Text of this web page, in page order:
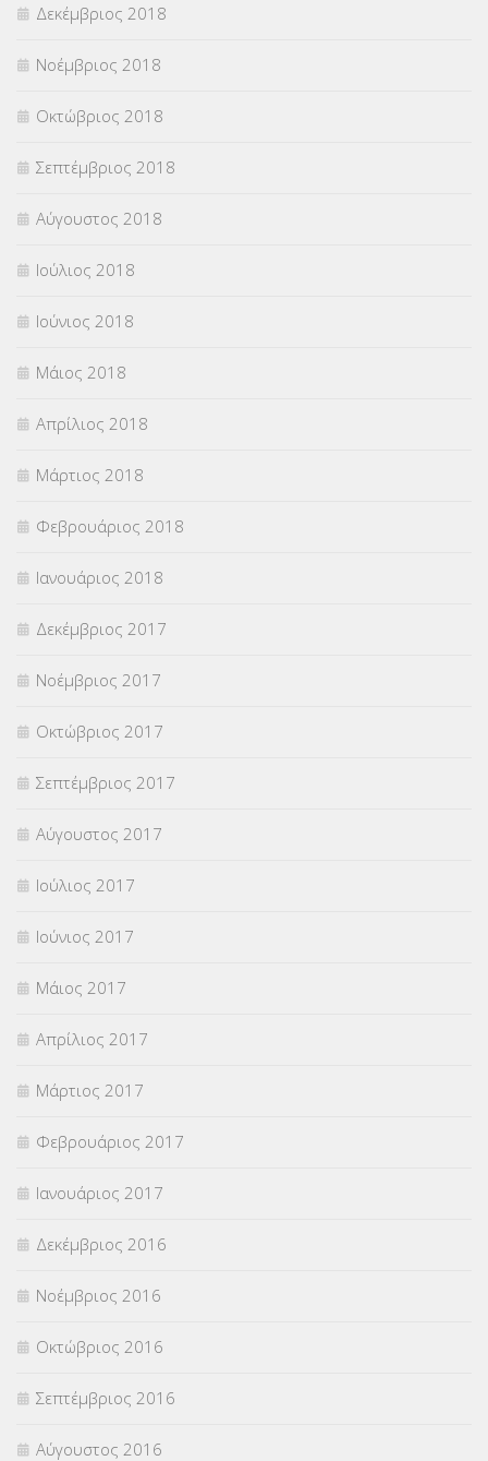
Δεκέμβριος 2018
Νοέμβριος 2018
Οκτώβριος 2018
Σεπτέμβριος 2018
Αύγουστος 2018
Ιούλιος 2018
Ιούνιος 2018
Μάιος 2018
Απρίλιος 2018
Μάρτιος 2018
Φεβρουάριος 2018
Ιανουάριος 2018
Δεκέμβριος 2017
Νοέμβριος 2017
Οκτώβριος 2017
Σεπτέμβριος 2017
Αύγουστος 2017
Ιούλιος 2017
Ιούνιος 2017
Μάιος 2017
Απρίλιος 2017
Μάρτιος 2017
Φεβρουάριος 2017
Ιανουάριος 2017
Δεκέμβριος 2016
Νοέμβριος 2016
Οκτώβριος 2016
Σεπτέμβριος 2016
Αύγουστος 2016